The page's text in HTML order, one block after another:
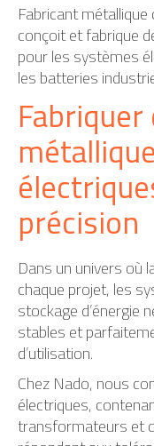
Fabricant
conçoit et fabrique
pour les systèmes
les batteries
précision
Dans un univers où
chaque projet, les
stockage d’énergie
stables et
d’utilisation.
Chez Nado, nous
électriques,
transformateurs et